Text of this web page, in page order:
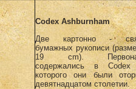
Codex Ashburnham
Две картонно -
бумажных рукописи
19 cm).
содержались в
которого они были
девятнадцатом столетии.